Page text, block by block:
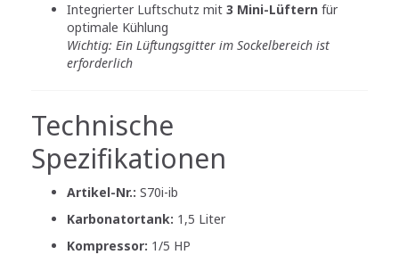
Integrierter Luftschutz mit 3 Mini-Lüftern für
optimale Kühlung
Wichtig: Ein Lüftungsgitter im Sockelbereich ist
erforderlich
Technische
Spezifikationen
Artikel-Nr.: S70i-ib
Karbonatortank: 1,5 Liter
Kompressor: 1/5 HP